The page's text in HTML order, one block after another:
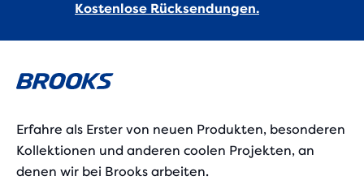
Kostenlose Rücksendungen.
Erfahre als Erster von neuen Produkten, besonderen
Kollektionen und anderen coolen Projekten, an
denen wir bei Brooks arbeiten.